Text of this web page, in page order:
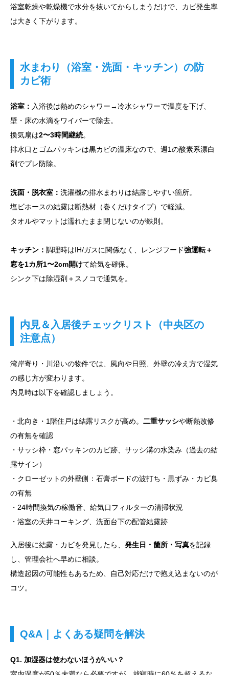
浴室乾燥や乾燥機で水分を抜いてからしまうだけで、カビ発生率
は大きく下がります。
水まわり（浴室・洗面・キッチン）の防
カビ術
浴室： 入浴後は熱めのシャワー→冷水シャワーで温度を下げ、
壁・床の水滴をワイパーで除去。
換気扇は2〜3時間継続。
排水口とゴムパッキンは黒カビの温床なので、週1の酸素系漂白
剤でプレ防除。
洗面・脱衣室： 洗濯機の排水まわりは結露しやすい箇所。
塩ビホースの結露は断熱材（巻くだけタイプ）で軽減。
タオルやマットは濡れたまま閉じないのが鉄則。
キッチン： 調理時はIH/ガスに関係なく、レンジフード強運転＋
窓を1カ所1〜2cm開けて給気を確保。
シンク下は除湿剤＋スノコで通気を。
内見＆入居後チェックリスト（中央区の
注意点）
湾岸寄り・川沿いの物件では、風向や日照、外壁の冷え方で湿気
の感じ方が変わります。
内見時は以下を確認しましょう。
・北向き・1階住戸は結露リスクが高め。 二重サッシや断熱改修
の有無を確認
・サッシ枠・窓パッキンのカビ跡、サッシ溝の水染み（過去の結
露サイン）
・クローゼットの外壁側：石膏ボードの波打ち・黒ずみ・カビ臭
の有無
・24時間換気の稼働音、給気口フィルターの清掃状況
・浴室の天井コーキング、洗面台下の配管結露跡
入居後に結露・カビを発見したら、 発生日・箇所・写真を記録
し、管理会社へ早めに相談。
構造起因の可能性もあるため、自己対応だけで抱え込まないのが
コツ。
Q&A｜よくある疑問を解決
Q1. 加湿器は使わないほうがいい？